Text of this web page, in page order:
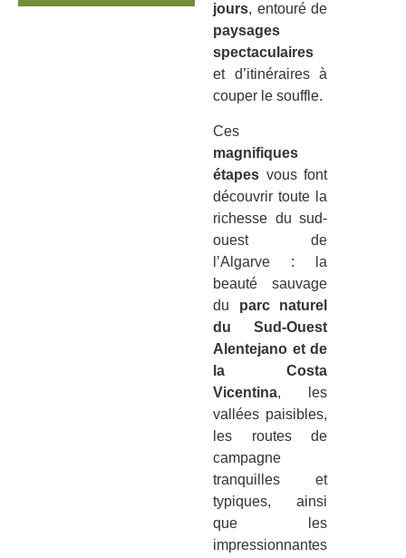
jours, entouré de
paysages
spectaculaires
et d’itinéraires à
couper le souffle.
Ces
magnifiques
étapes vous font
découvrir toute la
richesse du sud-
ouest de
l’Algarve : la
beauté sauvage
du parc naturel
du Sud-Ouest
Alentejano et de
la Costa
Vicentina, les
vallées paisibles,
les routes de
campagne
tranquilles et
typiques, ainsi
que les
impressionnantes